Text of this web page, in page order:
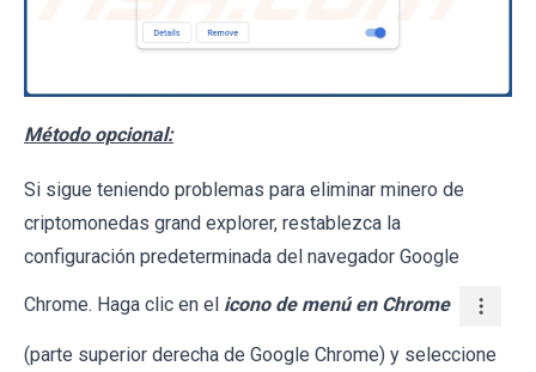
Método opcional:
Si sigue teniendo problemas para eliminar minero de
criptomonedas grand explorer, restablezca la
configuración predeterminada del navegador Google
Chrome. Haga clic en el icono de menú en Chrome
(parte superior derecha de Google Chrome) y seleccione